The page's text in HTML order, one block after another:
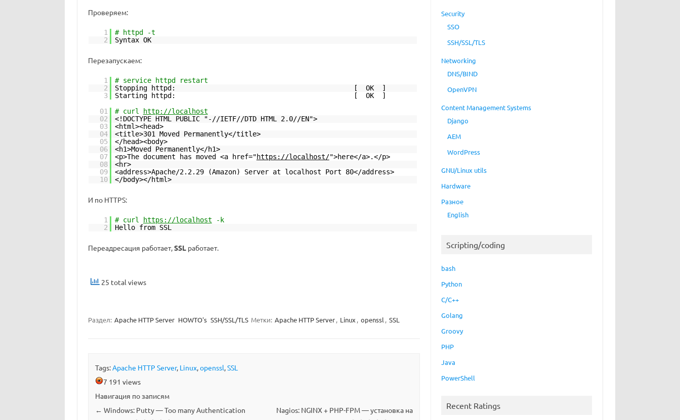
Проверяем:
1
# httpd -t
2
Syntax OK
Перезапускаем:
1
# service httpd restart
2
Stopping httpd: [ OK ]
3
Starting httpd: [ OK ]
01
# curl
http://localhost
02
<!DOCTYPE HTML PUBLIC "-//IETF//DTD HTML 2.0//EN">
03
<html><head>
04
<title>301 Moved Permanently</title>
05
</head><body>
06
<h1>Moved Permanently</h1>
07
<p>The document has moved <a href="https://localhost/">here</a>.</p>
08
<hr>
09
<address>Apache/2.2.29 (Amazon) Server at localhost Port 80</address>
10
</body></html>
И по HTTPS:
1 # curl https://localhost -k
2
Hello from SSL
Переадресация работает,SSLработает.
25 total views
Раздел: Apache HTTP Server HOWTO's SSH/SSL/TLS Метки: Apache HTTP Server, Linux , openssl , SSL
Tags:Apache HTTP Server, Linux,openssl,SSL
7 191 views
Навигация по записям
← Windows: Putty — Too many Authentication
Nagios: NGINX + PHP-FPM — установка на
Security
SSO
SSH/SSL/TLS
Networking
DNS/BIND
OpenVPN
Content Management Systems
Django
AEM
WordPress
GNU/Linux utils
Hardware
Разное
English
Scripting/coding
bash
Python
C/C++
Golang
Groovy
PHP
Java
PowerShell
Recent Ratings